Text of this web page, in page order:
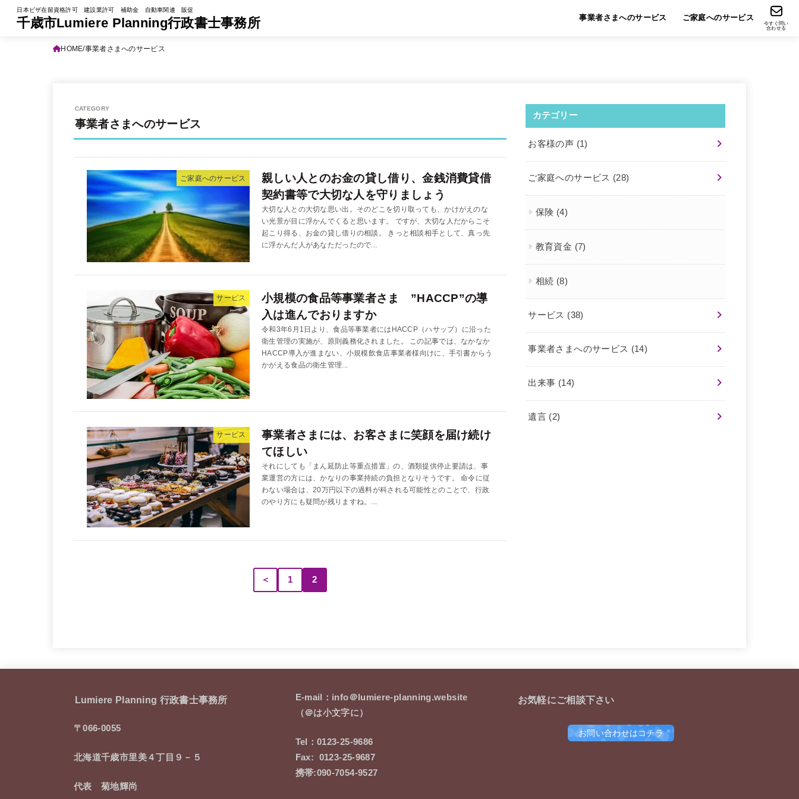
日本ビザ在留資格許可 建設業許可 補助金 自動車関連 販促
千歳市Lumiere Planning行政書士事務所 事業者さまへのサービス ご家庭へのサービス
今すぐ問い
合わせる
HOME 事業者さまへのサービス
事業者さまへのサービス
ご家庭へのサービス
親しい人とのお金の貸し借り、金銭消費貸借
契約書等で大切な人を守りましょう
大切な人との大切な思い出。そのどこを切り取っても、かけがえのな
い光景が目に浮かんでくると思います。 ですが、大切な人だからこそ
起こり得る、お金の貸し借りの相談。 きっと相談相手として、真っ先
に浮かんだ人があなただったので...
サービス
小規模の食品等事業者さま ”HACCP”の導
入は進んでおりますか
令和3年6月1日より、食品等事業者にはHACCP（ハサップ）に沿った
衛生管理の実施が、原則義務化されました。 この記事では、なかなか
HACCP導入が進まない、小規模飲食店事業者様向けに、手引書からう
かがえる食品の衛生管理...
サービス
事業者さまには、お客さまに笑顔を届け続け
てほしい
それにしても「まん延防止等重点措置」の、酒類提供停止要請は、事
業運営の方には、かなりの事業持続の負担となりそうです。 命令に従
わない場合は、20万円以下の過料が科される可能性とのことで、行政
のやり方にも疑問が残りますね。...
＜ 1 2
カテゴリー
お客様の声 (1)
ご家庭へのサービス (28)
保険 (4)
教育資金 (7)
相続 (8)
サービス (38)
事業者さまへのサービス (14)
出来事 (14)
遺言 (2)
Lumiere Planning 行政書士事務所
〒066-0055
北海道千歳市里美４丁目９－５
代表 菊地輝尚
E-mail：info＠lumiere-planning.website
（＠は小文字に）
Tel：0123-25-9686
Fax: 0123-25-9687
携帯:090-7054-9527
お気軽にご相談下さい
お問い合わせはコチラ